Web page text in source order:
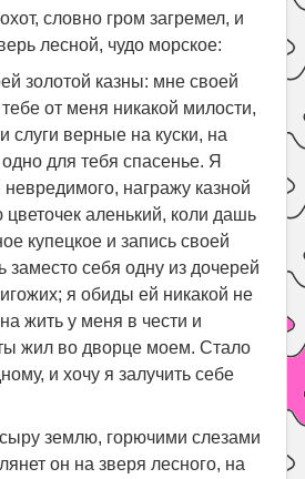
словно гром загремел, и
лесной, чудо морское:
золотой казны: мне своей
от меня никакой милости,
слуги верные на куски, на
для тебя спасенье. Я
награжу казной
аленький, коли дашь
купецкое и запись своей
заместо себя одну из дочерей
я обиды ей никакой не
жить у меня в чести и
жил во дворце моем. Стало
и хочу я залучить себе
землю, горючими слезами
он на зверя лесного, на